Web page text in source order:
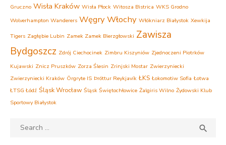
Gruczno Wisła Kraków Wisła Płock Witosza Bistrica WKS Grodno
Wolverhampton Wanderers WęgryWłochy Włókniarz Białystok Xewkija
Tigers Zagłębie Lubin Zamek Zamek Bierzgłowski Zawisza
Bydgoszcz Zdrój Ciechocinek Zimbru Kiszyniów Zjednoczeni Piotrków
Kujawski Znicz Pruszków Zorza Ślesin Zrinjski Mostar Zwierzyniecki
Zwierzyniecki Kraków Örgryte IS Þróttur Reykjavík ŁKS Łokomotiw Sofia Łotwa
ŁTSG Łódź Śląsk Wrocław Śląsk Świętochłowice Żalgiris Wilno Żydowski Klub
Sportowy Białystok
Search
